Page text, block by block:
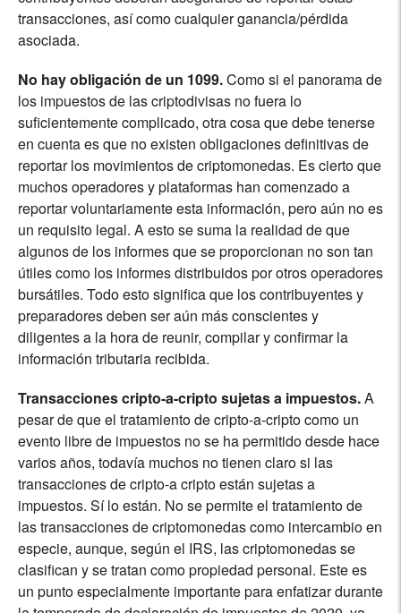
transacciones, así como cualquier ganancia/pérdida
asociada.
No hay obligación de un 1099.Como si el panorama de
los impuestos de las criptodivisas no fuera lo
suficientemente complicado, otra cosa que debe tenerse
en cuenta es que no existen obligaciones definitivas de
reportar los movimientos de criptomonedas. Es cierto que
muchos operadores y plataformas han comenzado a
reportar voluntariamente esta información, pero aún no es
un requisito legal. A esto se suma la realidad de que
algunos de los informes que se proporcionan no son tan
útiles como los informes distribuidos por otros operadores
bursátiles. Todo esto significa que los contribuyentes y
preparadores deben ser aún más conscientes y
diligentes a la hora de reunir, compilar y confirmar la
información tributaria recibida.
Transacciones cripto-a-cripto sujetas a impuestos.A
pesar de que el tratamiento de cripto-a-cripto como un
evento libre de impuestos no se ha permitido desde hace
varios años, todavía muchos no tienen claro si las
transacciones de cripto-a cripto están sujetas a
impuestos. Sí lo están. No se permite el tratamiento de
las transacciones de criptomonedas como intercambio en
especie, aunque, según el IRS, las criptomonedas se
clasifican y se tratan como propiedad personal. Este es
un punto especialmente importante para enfatizar durante